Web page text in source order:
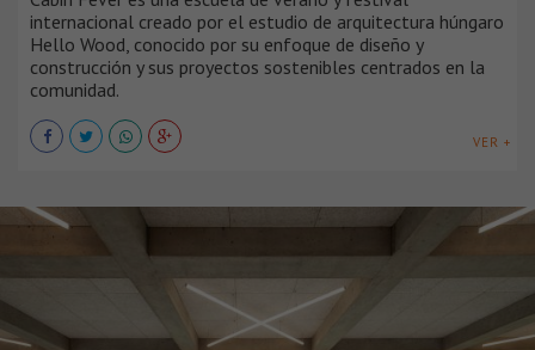
internacional creado por el estudio de arquitectura húngaro
Hello Wood, conocido por su enfoque de diseño y
construcción y sus proyectos sostenibles centrados en la
comunidad.
VER +